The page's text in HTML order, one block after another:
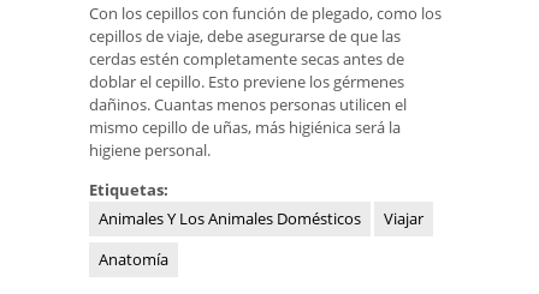
Con los cepillos con función de plegado, como los
cepillos de viaje, debe asegurarse de que las
cerdas estén completamente secas antes de
doblar el cepillo. Esto previene los gérmenes
dañinos. Cuantas menos personas utilicen el
mismo cepillo de uñas, más higiénica será la
higiene personal.
Etiquetas:
Animales Y Los Animales Domésticos
Viajar
Anatomía